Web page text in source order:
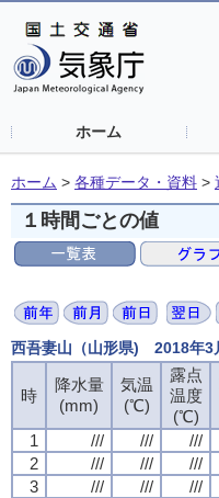
ホーム
ホーム > 各種データ・資料 >
１時間ごとの値
西吾妻山（山形県) 2018年3
時
降水量
(mm)
気温
(℃)
露点
温度
(℃)
1
/// /// ///
2
/// /// ///
3
/// /// ///